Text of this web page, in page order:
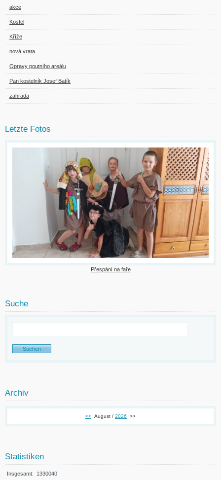
akce
Kostel
Kříže
nová vrata
Opravy poutního areálu
Pan kostelník Josef Batík
zahrada
Letzte Fotos
Přespání na faře
Suche
Archiv
<< August / 2026 >>
Statistiken
Insgesamt: 1330040